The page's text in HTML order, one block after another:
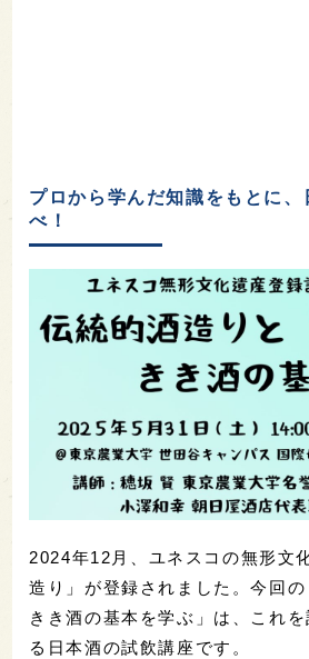
プロから学んだ知識をもとに、
べ！
2024年12月、ユネスコの無形文
造り」 が登録されました。今回
きき酒の基本を学ぶ」は、これ
る日本酒の試飲講座です。